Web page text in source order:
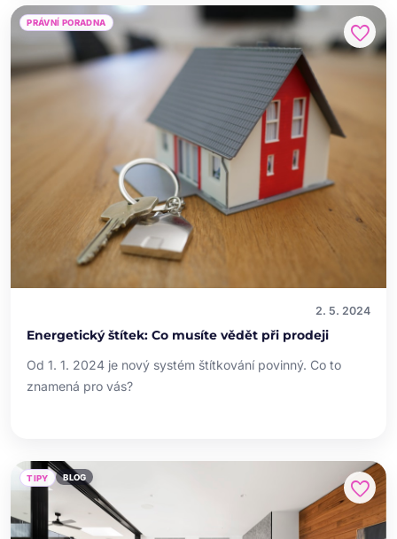
PRÁVNÍ PORADNA favorite
2. 5. 2024
Energetický štítek: Co musíte vědět při prodeji
Od 1. 1. 2024 je nový systém štítkování povinný. Co to
znamená pro vás?
TIPY BLOG favorite